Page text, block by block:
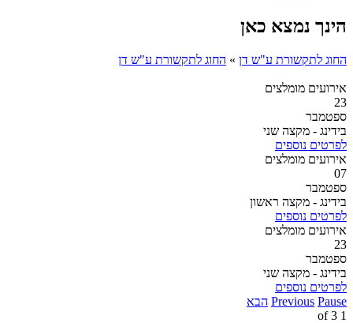
הינך נמצא כאן
החוג לתקשורת ע"ש דן » החוג לתקשורת ע"ש דן
אירועים מומלצים
23
ספטמבר
בידינג - מקצה שני
לפרטים נוספים
אירועים מומלצים
07
ספטמבר
בידינג - מקצה ראשון
לפרטים נוספים
אירועים מומלצים
23
ספטמבר
בידינג - מקצה שני
לפרטים נוספים
Previous Pause
הבא
1
3